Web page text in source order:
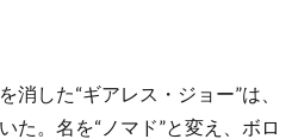
消した“ギアレス・ジョー”は、
た。名を“ノマド”と変え、ボロ